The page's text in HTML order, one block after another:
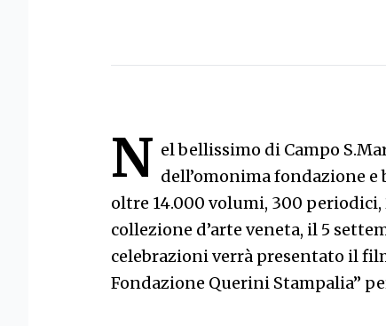
N el bellissimo di Campo
dell’omonima fondazione
oltre 14.000 volumi, 300
collezione d’arte veneta, il 5
celebrazioni verrà presentato il
Fondazione Querini Stampalia”